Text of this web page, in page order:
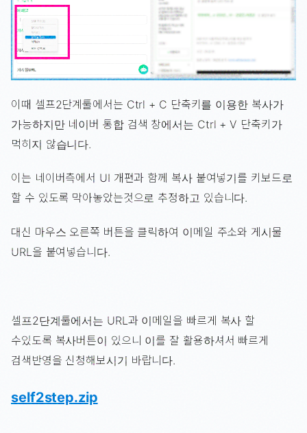
이때 셀프2단계툴에서는 Ctrl + C 단축키를 이용한 복사가
가능하지만 네이버 통합 검색 창에서는 Ctrl + V 단축키가
먹히지 않습니다.
이는 네이버측에서 UI 개편과 함께 복사 붙여넣기를 키보드로
할 수 있도록 막아놓았는것으로 추정하고 있습니다.
대신 마우스 오른쪽 버튼을 클릭하여 이메일 주소와 게시물
URL을 붙여넣습니다.
셀프2단계툴에서는 URL과 이메일을 빠르게 복사 할
수있도록 복사버튼이 있으니 이를 잘 활용하셔서 빠르게
검색반영을 신청해보시기 바랍니다.
self2step.zip